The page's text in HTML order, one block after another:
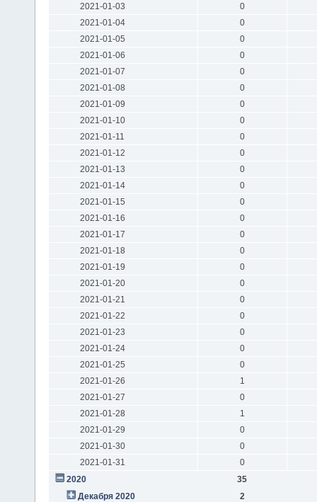
2021-01-03
0
2021-01-04
0
2021-01-05
0
2021-01-06
0
2021-01-07
0
2021-01-08
0
2021-01-09
0
2021-01-10
0
2021-01-11
0
2021-01-12
0
2021-01-13
0
2021-01-14
0
2021-01-15
0
2021-01-16
0
2021-01-17
0
2021-01-18
0
2021-01-19
0
2021-01-20
0
2021-01-21
0
2021-01-22
0
2021-01-23
0
2021-01-24
0
2021-01-25
0
2021-01-26
1
2021-01-27
0
2021-01-28
1
2021-01-29
0
2021-01-30
0
2021-01-31
0
2020
35
Декабря 2020
2